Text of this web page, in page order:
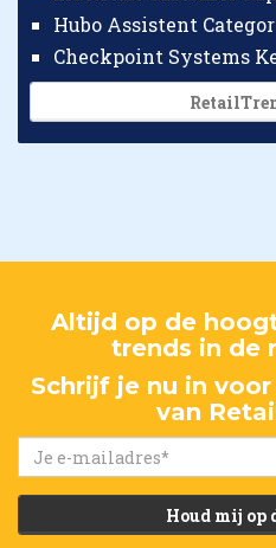
Hubo Assistent
Altijd op de
trends in de
Schrijf je nu in
van
Houd mij op